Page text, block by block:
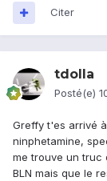
Citer
tdolla
Posté(e)
Greffy t'es arrivé
ninphetamine,
me trouve un truc
BLN mais que le